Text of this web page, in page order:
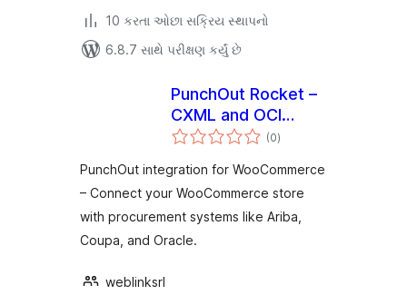
10 કરતા ઓછા સક્રિય સ્થાપનો
6.8.7 સાથે પરીક્ષણ કર્યું છે
PunchOut Rocket –
CXML and OCI
eProcurement
(0કુલ
રેટિંગ્સ
)
PunchOut integration for WooCommerce
– Connect your WooCommerce store
with procurement systems like Ariba,
Coupa, and Oracle.
weblinksrl